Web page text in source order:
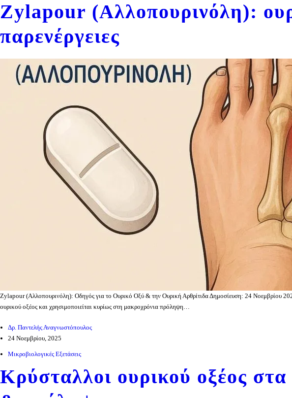
Zylapour (Αλλοπουρινόλη):
παρενέργειες
Zylapour (Αλλοπουρινόλη): Οδηγός για το Ουρικό Οξύ & την Ουρική Αρθρίτιδα Δημοσίευση: 24 Νοεμβρίου
ουρικού οξέος και χρησιμοποιείται κυρίως στη μακροχρόνια πρόληψη…
Δρ. Παντελής Αναγνωστόπουλος
24 Νοεμβρίου, 2025
Μικροβιολογικές Εξετάσεις
Κρύσταλλοι ουρικού οξέος